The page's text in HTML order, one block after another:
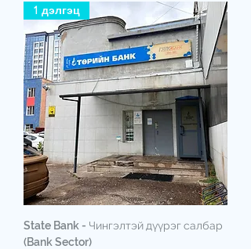
1 дэлгэц
State Bank - Чингэлтэй дүүрэг салбар
(Bank Sector)